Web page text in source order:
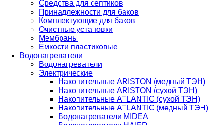
Средства для септиков
Принадлежности для баков
Комплектующие для баков
Очистные установки
Мембраны
Ёмкости пластиковые
Водонагреватели
Водонагреватели
Электрические
Накопительные ARISTON (медный ТЭН)
Накопительные ARISTON (сухой ТЭН)
Накопительные ATLANTIC (сухой ТЭН)
Накопительные ATLANTIC (медный ТЭН)
Водонагреватели MIDEA